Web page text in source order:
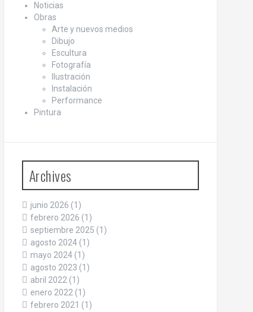
Noticias
Obras
Arte y nuevos medios
Dibujo
Escultura
Fotografía
Ilustración
Instalación
Performance
Pintura
Archives
junio 2026 (1)
febrero 2026 (1)
septiembre 2025 (1)
agosto 2024(1)
mayo 2024(1)
agosto 2023 (1)
abril 2022(1)
enero 2022(1)
febrero 2021 (1)